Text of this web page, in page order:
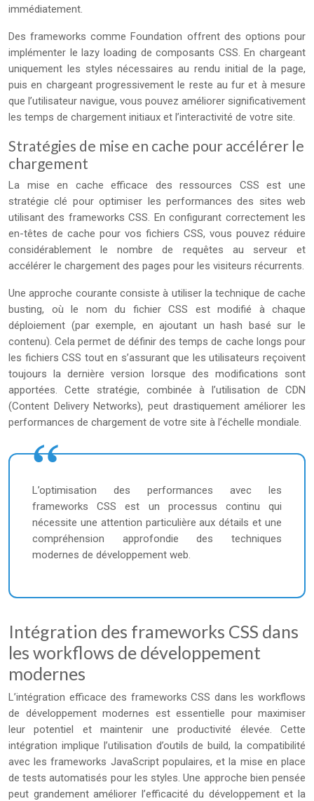
immédiatement.
Des frameworks comme Foundation offrent des options pour
implémenter le lazy loading de composants CSS. En chargeant
uniquement les styles nécessaires au rendu initial de la page,
puis en chargeant progressivement le reste au fur et à mesure
que l’utilisateur navigue, vous pouvez améliorer significativement
les temps de chargement initiaux et l’interactivité de votre site.
Stratégies de mise en cache pour accélérer le
chargement
La mise en cache efficace des ressources CSS est une
stratégie clé pour optimiser les performances des sites web
utilisant des frameworks CSS. En configurant correctement les
en-têtes de cache pour vos fichiers CSS, vous pouvez réduire
considérablement le nombre de requêtes au serveur et
accélérer le chargement des pages pour les visiteurs récurrents.
Une approche courante consiste à utiliser la technique de cache
busting, où le nom du fichier CSS est modifié à chaque
déploiement (par exemple, en ajoutant un hash basé sur le
contenu). Cela permet de définir des temps de cache longs pour
les fichiers CSS tout en s’assurant que les utilisateurs reçoivent
toujours la dernière version lorsque des modifications sont
apportées. Cette stratégie, combinée à l’utilisation de CDN
(Content Delivery Networks), peut drastiquement améliorer les
performances de chargement de votre site à l’échelle mondiale.
L’optimisation des performances avec les
frameworks CSS est un processus continu qui
nécessite une attention particulière aux détails et une
compréhension approfondie des techniques
modernes de développement web.
Intégration des frameworks CSS dans
les workflows de développement
modernes
L’intégration efficace des frameworks CSS dans les workflows
de développement modernes est essentielle pour maximiser
leur potentiel et maintenir une productivité élevée. Cette
intégration implique l’utilisation d’outils de build, la compatibilité
avec les frameworks JavaScript populaires, et la mise en place
de tests automatisés pour les styles. Une approche bien pensée
peut grandement améliorer l’efficacité du développement et la